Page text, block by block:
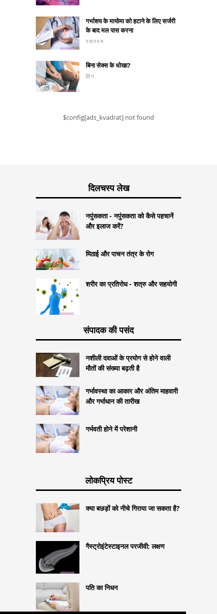
गर्भाशय के मायोमा को हटाने के लिए सर्जरी
के बाद मल पास करना
स्वास्थ्य
बिना सेक्स के धोखा?
लिंग
$config[ads_kvadrat] not found
दिलचस्प लेख
नपुंसकता - नपुंसकता को कैसे पहचानें
और इलाज करें?
मिठाई और पाचन तंत्र के रोग
शरीर का प्रतिरोध - शत्रु और सहयोगी
संपादक की पसंद
नशीली दवाओं के प्रयोग से होने वाली
मौतों की संख्या बढ़ती है
गर्भावस्था का आकार और अंतिम माहवारी
और गर्भाधान की तारीख
गर्भवती होने में परेशानी
लोकप्रिय पोस्ट
क्या बछड़ों को नीचे गिराया जा सकता है?
गैस्ट्रोइंटेस्टाइनल परजीवी: लक्षण
पति का निधन